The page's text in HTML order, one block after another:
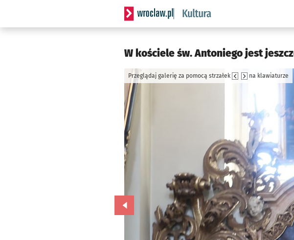
Serwis informacyjny wroclaw.pl podserwis:
W kościele św. Antoniego jest
Przeglądaj galerię za pomocą strzałek na klawiaturze
Przejdź do poprzedniego zdjęcia.